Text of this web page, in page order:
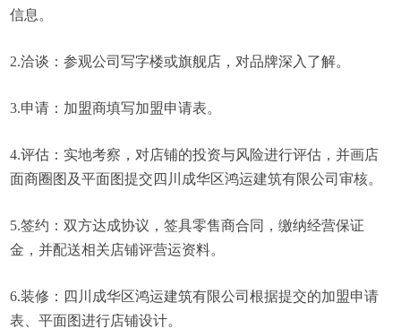
信息。
2.洽谈：参观公司写字楼或旗舰店，对品牌深入了解。
3.申请：加盟商填写加盟申请表。
4.评估：实地考察，对店铺的投资与风险进行评估，并画店
面商圈图及平面图提交四川成华区鸿运建筑有限公司审核。
5.签约：双方达成协议，签具零售商合同，缴纳经营保证
金，并配送相关店铺评营运资料。
6.装修：四川成华区鸿运建筑有限公司根据提交的加盟申请
表、平面图进行店铺设计。